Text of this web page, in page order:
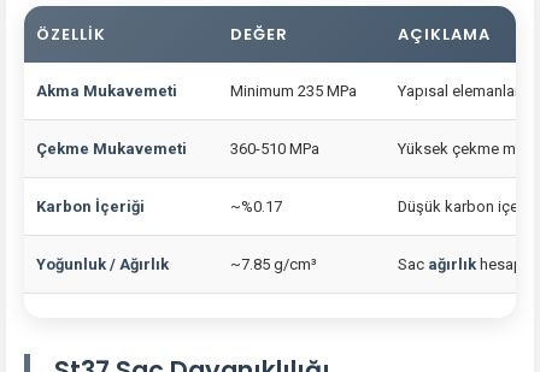
ÖZELLIK DEĞER AÇIKLAMA
Akma Mukavemeti Minimum 235 MPa Yapısal
Çekme Mukavemeti 360-510 MPa Yüksek çekme
Karbon İçeriği ~%0.17 Düşük karbon
Yoğunluk / Ağırlık ~7.85 g/cm³ Sac ağırlık